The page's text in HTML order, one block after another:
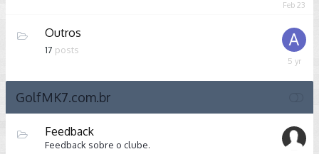
February
Outros
17 posts
June
GolfMK7.com.br
Feedback
Feedback sobre o clube.